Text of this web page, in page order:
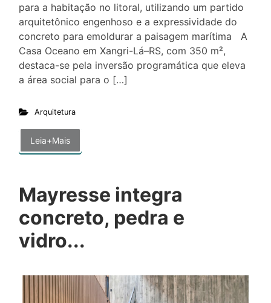
para a habitação no litoral, utilizando um partido
arquitetônico engenhoso e a expressividade do
concreto para emoldurar a paisagem marítima A
Casa Oceano em Xangri-Lá–RS, com 350 m²,
destaca-se pela inversão programática que eleva
a área social para o […]
Arquitetura
Leia+Mais
Mayresse integra
concreto, pedra e
vidro...